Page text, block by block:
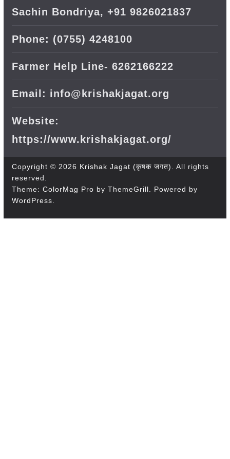
Sachin Bondriya, +91 9826021837
Phone: (0755) 4248100
Farmer Help Line- 6262166222
Email: info@krishakjagat.org
Website:
https://www.krishakjagat.org/
Copyright © 2026 Krishak Jagat (कृषक जगत). All rights
reserved.
Theme: ColorMag Pro by ThemeGrill. Powered by
WordPress.